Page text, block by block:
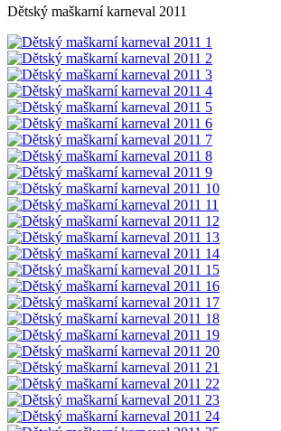
Dětský maškarní karneval 2011